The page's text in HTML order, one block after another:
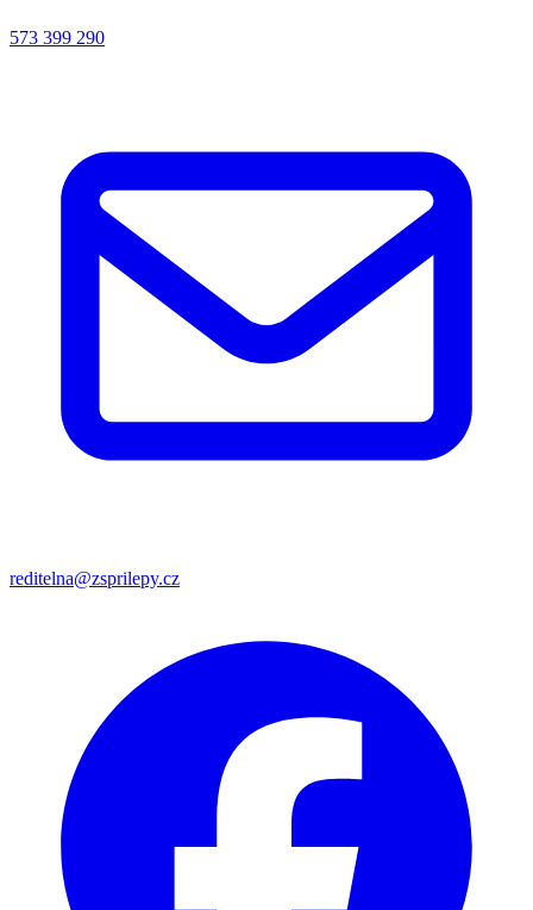
573 399 290
reditelna@zsprilepy.cz